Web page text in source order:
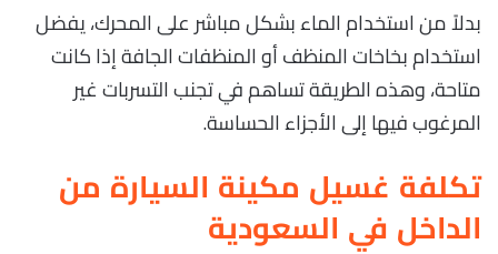
بدلاً من استخدام الماء بشكل مباشر على المحرك، يفضل
استخدام بخاخات المنظف أو المنظفات الجافة إذا كانت
متاحة، وهذه الطريقة تساهم في تجنب التسربات غير
المرغوب فيها إلى الأجزاء الحساسة.
تكلفة غسيل مكينة السيارة من
الداخل في السعودية